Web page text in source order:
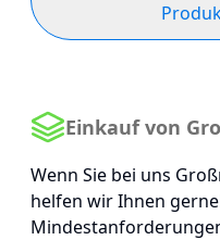
Einkauf von
Wenn Sie bei uns
helfen wir Ihnen